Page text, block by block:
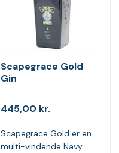
Scapegrace Gold
Gin
445,00 kr.
Scapegrace Gold er en
multi-vindende Navy